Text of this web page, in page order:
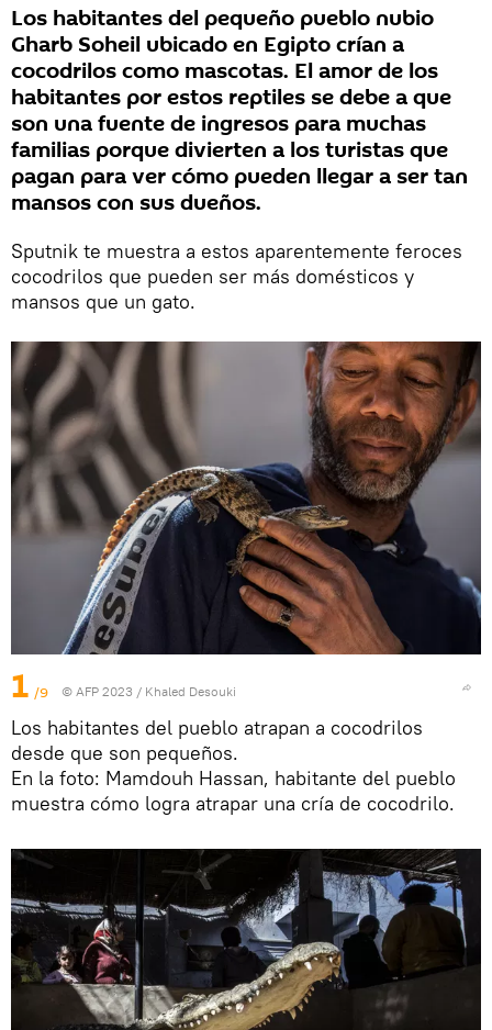
Los habitantes del pequeño pueblo nubio
Gharb Soheil ubicado en Egipto crían a
cocodrilos como mascotas. El amor de los
habitantes por estos reptiles se debe a que
son una fuente de ingresos para muchas
familias porque divierten a los turistas que
pagan para ver cómo pueden llegar a ser tan
mansos con sus dueños.
Sputnik te muestra a estos aparentemente feroces
cocodrilos que pueden ser más domésticos y
mansos que un gato.
1 /9 © AFP 2023 / Khaled Desouki
Los habitantes del pueblo atrapan a cocodrilos
desde que son pequeños.
En la foto: Mamdouh Hassan, habitante del pueblo
muestra cómo logra atrapar una cría de cocodrilo.